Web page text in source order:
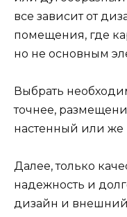
все зависит от
помещения, где
но не основным
Выбрать
точнее,
настенный или же
Далее, только
надежность и
дизайн и внешний